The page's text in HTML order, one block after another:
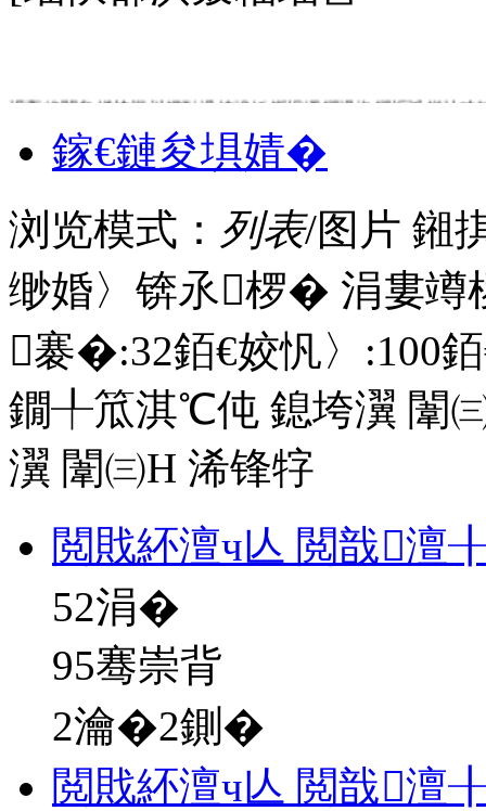
涓轰綘閫夋嫨楂樿川鐨勬埧婧愶紝鎻愪緵鐧惧垎鐧炬弧鎰忕
鎵€鏈夋埧婧�
浏览模式： 列表/图片 鎺
缈婚〉锛氶椤� 涓婁
褰�:32銆€姣忛〉:100
鐗╀笟淇℃伅 鎴垮瀷 闈
瀷 闈㈢Н 浠锋牸
閲戝紑澶ч亾 閲戠澶
52涓�
95骞崇背
2瀹�2鍘�
閲戝紑澶ч亾 閲戠澶